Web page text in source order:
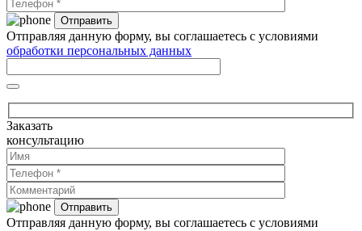
Отправляя данную форму, вы соглашаетесь с условиями
обработки персональных данных
Заказать
консультацию
Отправляя данную форму, вы соглашаетесь с условиями